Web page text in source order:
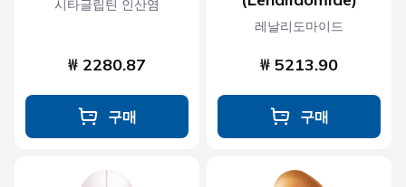
시타글립틴 인산염
₩ 2280.87
구매
레날리도마이드
₩ 5213.90
구매